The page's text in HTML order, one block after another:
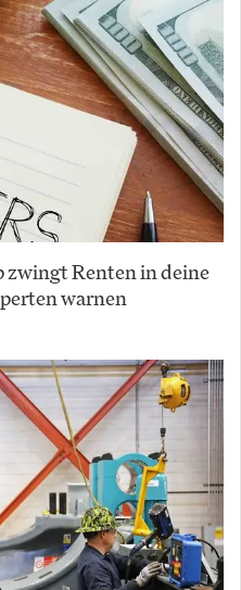
Renten in deine
warnen